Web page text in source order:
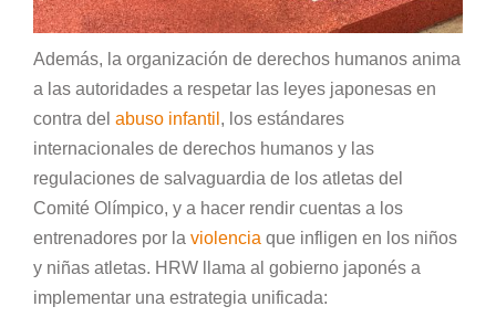
Además, la organización de derechos humanos anima
a las autoridades a respetar las leyes japonesas en
contra del abuso infantil , los estándares
internacionales de derechos humanos y las
regulaciones de salvaguardia de los atletas del
Comité Olímpico, y a hacer rendir cuentas a los
entrenadores por la violencia que infligen en los niños
y niñas atletas. HRW llama al gobierno japonés a
implementar una estrategia unificada: